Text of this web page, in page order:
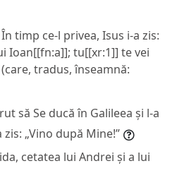
timp ce-l privea, Isus i-a zis:
Ioan[[fn:a]]; tu[[xr:1]] te vei
tradus, înseamnă:
să Se ducă în Galileea și l-a
„Vino după Mine!”
cetatea lui Andrei și a lui